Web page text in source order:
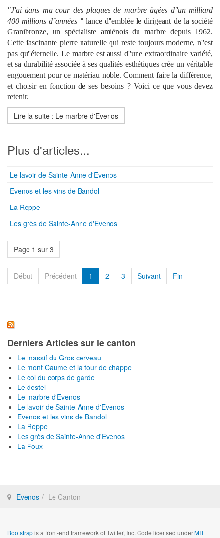
"J'ai dans ma cour des plaques de marbre âgées d''un milliard
400 millions d''années " lance d''emblée le dirigeant de la société
Granibronze, un spécialiste amiénois du marbre depuis 1962.
Cette fascinante pierre naturelle qui reste toujours moderne, n''est
pas qu''éternelle. Le marbre est aussi d''une extraordinaire variété,
et sa durabilité associée à ses qualités esthétiques crée un véritable
engouement pour ce matériau noble. Comment faire la différence,
et choisir en fonction de ses besoins ? Voici ce que vous devez
retenir.
Lire la suite : Le marbre d'Evenos
Plus d'articles...
Le lavoir de Sainte-Anne d'Evenos
Evenos et les vins de Bandol
La Reppe
Les grès de Sainte-Anne d'Evenos
Page 1 sur 3
Début Précédent 1 2 3 Suivant Fin
Derniers Articles sur le canton
Le massif du Gros cerveau
Le mont Caume et la tour de chappe
Le col du corps de garde
Le destel
Le marbre d'Evenos
Le lavoir de Sainte-Anne d'Evenos
Evenos et les vins de Bandol
La Reppe
Les grès de Sainte-Anne d'Evenos
La Foux
Evenos Le Canton
Bootstrapis a front-end framework of Twitter, Inc. Code licensed underMIT